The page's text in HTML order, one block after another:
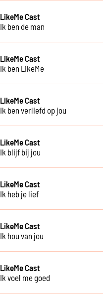
LikeMe Cast
Ik ben de man
LikeMe Cast
Ik ben LikeMe
LikeMe Cast
Ik ben verliefd op jou
LikeMe Cast
Ik blijf bij jou
LikeMe Cast
Ik heb je lief
LikeMe Cast
Ik hou van jou
LikeMe Cast
Ik voel me goed